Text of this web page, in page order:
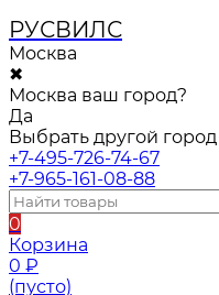
РУСВИЛС
Москва
✖
Москва ваш город?
Да
Выбрать другой город
+7-495-726-74-67
+7-965-161-08-88
0
Корзина
0 ₽
(пусто)